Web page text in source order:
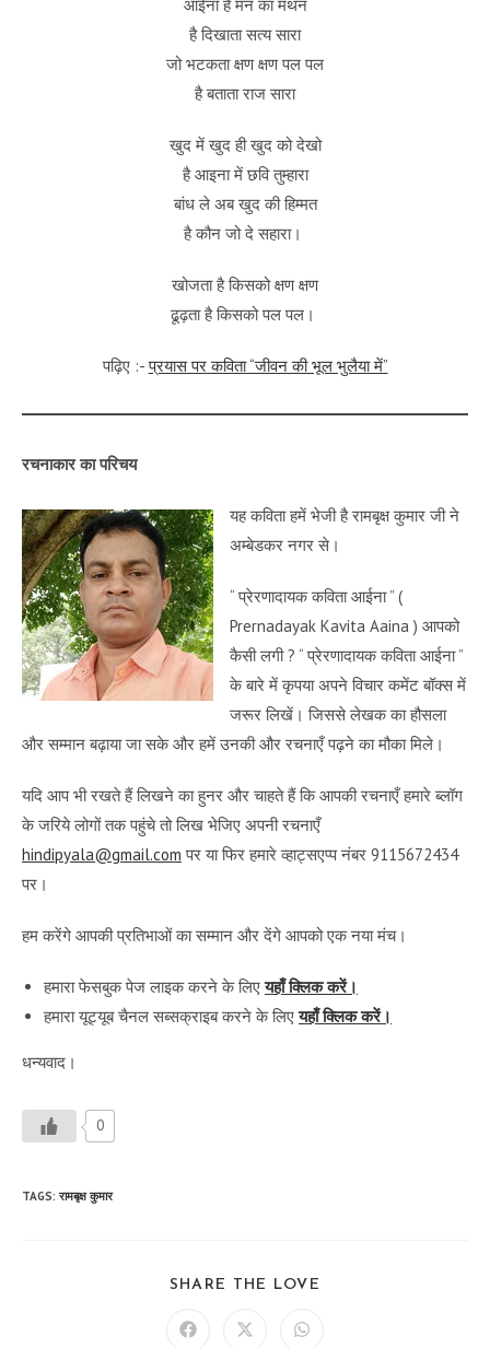
आईना है मन का मंथन
है दिखाता सत्य सारा
जो भटकता क्षण क्षण पल पल
है बताता राज सारा
खुद में खुद ही खुद को देखो
है आइना में छवि तुम्हारा
बांध ले अब खुद की हिम्मत
है कौन जो दे सहारा।
खोजता है किसको क्षण क्षण
ढूढ़ता है किसको पल पल।
पढ़िए :-प्रयास पर कविता “जीवन की भूल भुलैया में”
रचनाकार का परिचय
यह कविता हमें भेजी है रामबृक्ष कुमार जी ने
अम्बेडकर नगर से।
“ प्रेरणादायक कविता आईना ” (
Prernadayak Kavita Aaina ) आपको
कैसी लगी ? “ प्रेरणादायक कविता आईना ”
के बारे में कृपया अपने विचार कमेंट बॉक्स में
जरूर लिखें। जिससे लेखक का हौसला
और सम्मान बढ़ाया जा सके और हमें उनकी और रचनाएँ पढ़ने का मौका मिले।
यदि आप भी रखते हैं लिखने का हुनर और चाहते हैं कि आपकी रचनाएँ हमारे ब्लॉग
के जरिये लोगों तक पहुंचे तो लिख भेजिए अपनी रचनाएँ
hindipyala@gmail.com पर या फिर हमारे व्हाट्सएप्प नंबर 9115672434
पर।
हम करेंगे आपकी प्रतिभाओं का सम्मान और देंगे आपको एक नया मंच।
हमारा फेसबुक पेज लाइक करने के लिएयहाँ क्लिक करें।
हमारा यूट्यूब चैनल सब्सक्राइब करने के लिएयहाँ क्लिक करें।
धन्यवाद।
0
TAGS: रामबृक्ष कुमार
SHARE THE LOVE
Opens Opens Opens